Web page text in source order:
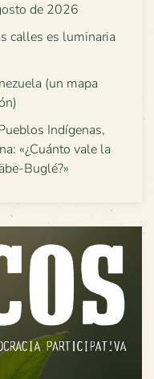
de 2026
calles es luminaria
(un mapa
Indígenas,
«¿Cuánto vale la
Buglé?»